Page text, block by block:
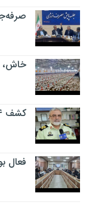
خاش،
کشف ۲۴ تن سوخت قاچاق در زاهدان
فعال